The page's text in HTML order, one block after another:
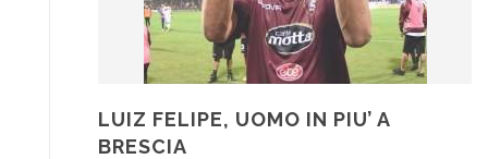
LUIZ FELIPE, UOMO IN PIU’ A
BRESCIA